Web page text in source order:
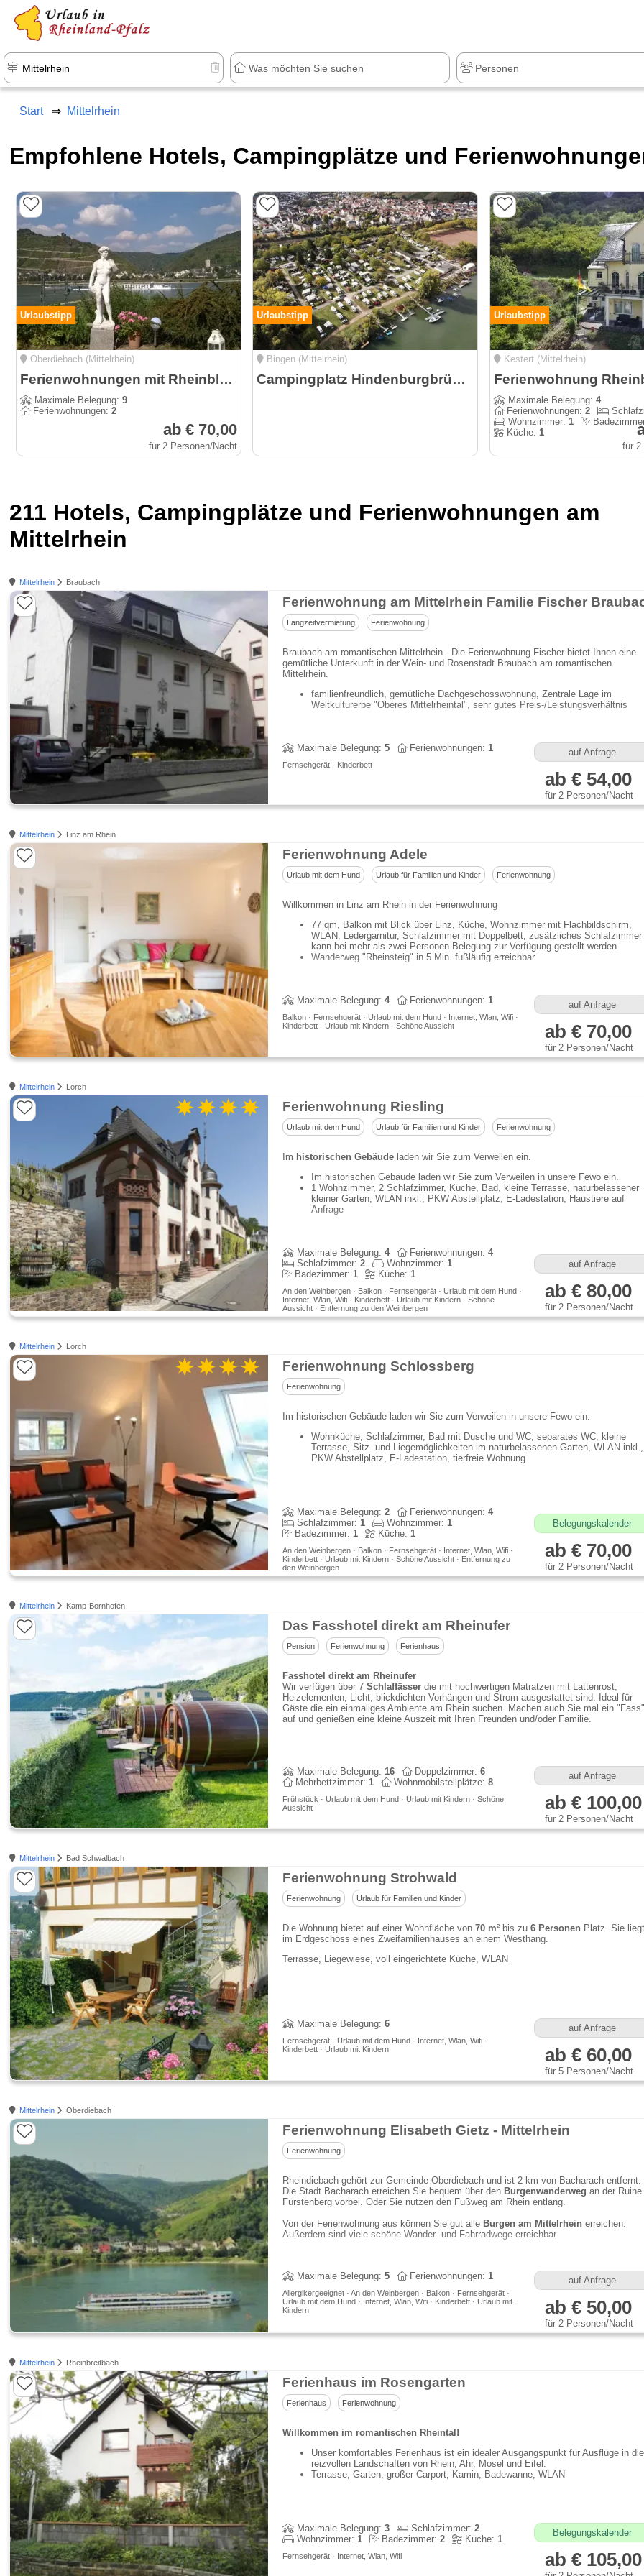
Start Mittelrhein
Empfohlene Hotels, Campingplätze und
Urlaubstipp
Oberdiebach (Mittelrhein)
Ferienwohnungen mit Rheinblick in Rheindiebach bei Bacharach
Maximale Belegung:9
Ferienwohnungen:2
ab € 70,00
für 2 Personen/Nacht
Urlaubstipp
Bingen (Mittelrhein)
Campingplatz Hindenburgbrücke
Urlaubstipp
Kestert (Mittelrhein)
Ferienwohnung
Maximale Belegung: 4
Ferienwohnungen: 2
Wohnzimmer: 1
Küche: 1
für 2
211 Hotels, Campingplätze und Ferienwohnungen am
Mittelrhein
Mittelrhein Braubach
Ferienwohnung am Mittelrhein Familie Fischer
Langzeitvermietung Ferienwohnung
Braubach am romantischen Mittelrhein - Die Ferienwohnung Fischer bietet Ihnen eine
gemütliche Unterkunft in der Wein- und Rosenstadt Braubach am romantischen
Mittelrhein.
familienfreundlich, gemütliche Dachgeschosswohnung, Zentrale Lage im
Weltkulturerbe "Oberes Mittelrheintal", sehr gutes Preis-/Leistungsverhältnis
Maximale Belegung: 5 Ferienwohnungen: 1
Fernsehgerät · Kinderbett
auf Anfrage
ab € 54,00
für 2 Personen/Nacht
Mittelrhein Linz am Rhein
Ferienwohnung Adele
Urlaub mit dem Hund Urlaub für Familien und Kinder Ferienwohnung
Willkommen in Linz am Rhein in der Ferienwohnung
77 qm, Balkon mit Blick über Linz, Küche, Wohnzimmer mit Flachbildschirm,
WLAN, Ledergarnitur, Schlafzimmer mit Doppelbett, zusätzliches Schlafzimmer
kann bei mehr als zwei Personen Belegung zur Verfügung gestellt werden
Wanderweg "Rheinsteig" in 5 Min. fußläufig erreichbar
Maximale Belegung: 4 Ferienwohnungen: 1
Balkon · Fernsehgerät · Urlaub mit dem Hund · Internet, Wlan, Wifi ·
Kinderbett · Urlaub mit Kindern · Schöne Aussicht
auf Anfrage
ab € 70,00
für 2 Personen/Nacht
Mittelrhein Lorch
Ferienwohnung Riesling
Urlaub mit dem Hund Urlaub für Familien und Kinder Ferienwohnung
Im historischen Gebäudeladen wir Sie zum Verweilen ein.
Im historischen Gebäude laden wir Sie zum Verweilen in unsere Fewo ein.
1 Wohnzimmer, 2 Schlafzimmer, Küche, Bad, kleine Terrasse, naturbelassener
kleiner Garten, WLAN inkl., PKW Abstellplatz, E-Ladestation, Haustiere auf
Anfrage
Maximale Belegung: 4 Ferienwohnungen: 4
Schlafzimmer: 2 Wohnzimmer: 1
Badezimmer: 1 Küche: 1
An den Weinbergen · Balkon · Fernsehgerät · Urlaub mit dem Hund ·
Internet, Wlan, Wifi · Kinderbett · Urlaub mit Kindern · Schöne
Aussicht · Entfernung zu den Weinbergen
auf Anfrage
ab € 80,00
für 2 Personen/Nacht
Mittelrhein Lorch
Ferienwohnung Schlossberg
Ferienwohnung
Im historischen Gebäude laden wir Sie zum Verweilen in unsere Fewo ein.
Wohnküche, Schlafzimmer, Bad mit Dusche und WC, separates WC, kleine
Terrasse, Sitz- und Liegemöglichkeiten im naturbelassenen Garten, WLAN inkl.,
PKW Abstellplatz, E-Ladestation, tierfreie Wohnung
Maximale Belegung: 2 Ferienwohnungen: 4
Schlafzimmer: 1 Wohnzimmer: 1
Badezimmer: 1 Küche: 1
An den Weinbergen · Balkon · Fernsehgerät · Internet, Wlan, Wifi ·
Kinderbett · Urlaub mit Kindern · Schöne Aussicht · Entfernung zu
den Weinbergen
Belegungskalender
ab € 70,00
für 2 Personen/Nacht
Mittelrhein Kamp-Bornhofen
Das Fasshotel direkt am Rheinufer
Pension Ferienwohnung Ferienhaus
Fasshotel direkt am Rheinufer
Wir verfügen über 7Schlaffässerdie mit hochwertigen Matratzen mit Lattenrost,
Heizelementen, Licht, blickdichten Vorhängen und Strom ausgestattet sind. Ideal für
Gäste die ein einmaliges Ambiente am Rhein suchen. Machen auch Sie mal ein "Fass"
auf und genießen eine kleine Auszeit mit Ihren Freunden und/oder Familie.
Maximale Belegung: 16 Doppelzimmer: 6
Mehrbettzimmer: 1 Wohnmobilstellplätze: 8
Frühstück · Urlaub mit dem Hund · Urlaub mit Kindern · Schöne
Aussicht
auf Anfrage
ab € 100,00
für 2 Personen/Nacht
Mittelrhein Bad Schwalbach
Ferienwohnung Strohwald
Ferienwohnung Urlaub für Familien und Kinder
Die Wohnung bietet auf einer Wohnfläche von70 m² bis zu 6 Personen Platz. Sie liegt
im Erdgeschoss eines Zweifamilienhauses an einem Westhang.
Terrasse, Liegewiese, voll eingerichtete Küche, WLAN
Maximale Belegung: 6
Fernsehgerät · Urlaub mit dem Hund · Internet, Wlan, Wifi ·
Kinderbett · Urlaub mit Kindern
auf Anfrage
ab € 60,00
für 5 Personen/Nacht
Mittelrhein Oberdiebach
Ferienwohnung Elisabeth Gietz - Mittelrhein
Ferienwohnung
Rheindiebach gehört zur Gemeinde Oberdiebach und ist 2 km von Bacharach entfernt.
Die Stadt Bacharach erreichen Sie bequem über den Burgenwanderweg an der Ruine
Fürstenberg vorbei. Oder Sie nutzen den Fußweg am Rhein entlang.
Von der Ferienwohnung aus können Sie gut alle Burgen am Mittelrhein erreichen.
Außerdem sind viele schöne Wander- und Fahrradwege erreichbar.
Maximale Belegung: 5 Ferienwohnungen: 1
Allergikergeeignet · An den Weinbergen · Balkon · Fernsehgerät ·
Urlaub mit dem Hund · Internet, Wlan, Wifi · Kinderbett · Urlaub mit
Kindern
auf Anfrage
ab € 50,00
für 2 Personen/Nacht
Mittelrhein Rheinbreitbach
Ferienhaus im Rosengarten
Ferienhaus Ferienwohnung
Willkommen im romantischen Rheintal!
Unser komfortables Ferienhaus ist ein idealer Ausgangspunkt für Ausflüge in die
reizvollen Landschaften von Rhein, Ahr, Mosel und Eifel.
Terrasse, Garten, großer Carport, Kamin, Badewanne, WLAN
Maximale Belegung: 3 Schlafzimmer: 2
Wohnzimmer: 1 Badezimmer: 2 Küche: 1
Fernsehgerät · Internet, Wlan, Wifi
Belegungskalender
ab € 105,00